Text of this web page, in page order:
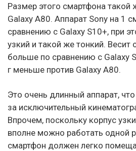
Размер этого смартфона такой
Galaxy A80. Аппарат Sony на 1
сравнению с Galaxy S10+, при
узкий и такой же тонкий. Весит
больше по сравнению с Galaxy
г меньше против Galaxy A80.
Это очень длинный аппарат,
за исключительный
Впрочем, поскольку корпус
вполне можно работать одной
смартфон должен легко